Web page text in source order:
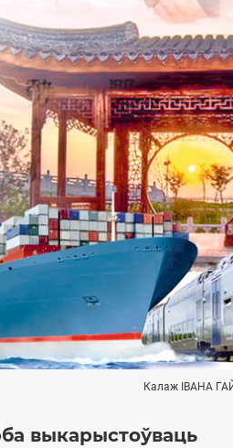
Калаж IВАНА
выкарыстоўваць